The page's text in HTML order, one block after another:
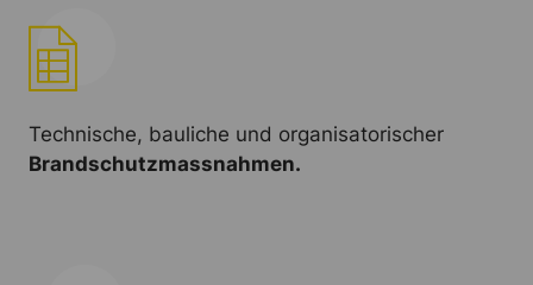
Technische, bauliche und organisatorischer
Brandschutzmassnahmen.